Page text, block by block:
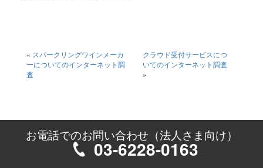
« スパークリングワインメーカ
ーについてのインターネット調
査
クラウド受付サービスにつ
いてのインターネット調査
»
お電話でのお問い合わせ（法人さま向け）
03-6228-0163